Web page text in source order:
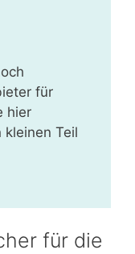
für
hier
Teil
für die